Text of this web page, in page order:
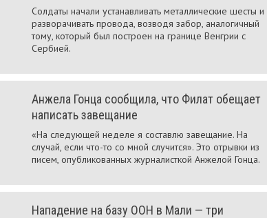
Солдаты начали устанавливать металлические шесты и
разворачивать провода, возводя забор, аналогичный
тому, который был построен на границе Венгрии с
Сербией.
Анжела Гонца сообщила, что Филат обещает
написать завещание
«На следующей неделе я составлю завещание. На
случай, если что-то со мной случится». Это отрывки из
писем, опубликованных журналисткой Анжелой Гонца.
Нападение на базу ООН в Мали — три